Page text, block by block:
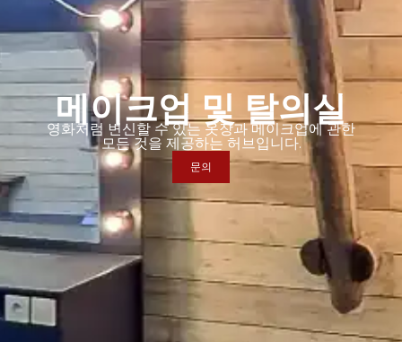
메이크업 및 탈의실
영화처럼 변신할 수 있는 옷장과 메이크업에 관한
모든 것을 제공하는 허브입니다.
문의